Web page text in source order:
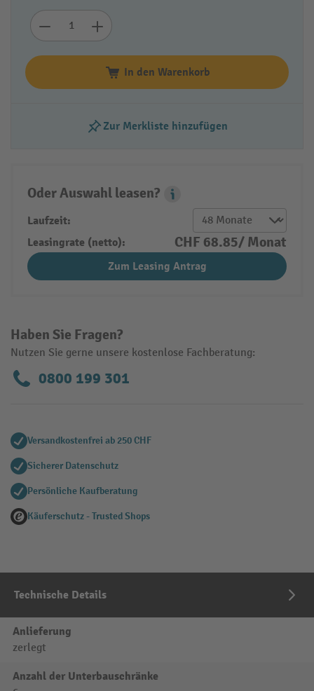
In den Warenkorb
Zur Merkliste hinzufügen
Haben Sie Fragen?
Nutzen Sie gerne unsere kostenlose Fachberatung:
0800 199 301
Oder Auswahl leasen?
Leasing Popover
Laufzeit:
Leasingrate (netto):
CHF 68.85/ Monat
Zum Leasing Antrag
Versandkostenfrei ab 250 CHF
Sicherer Datenschutz
Persönliche Kaufberatung
Käuferschutz - Trusted Shops
Technische Details
Anlieferung
zerlegt
Anzahl der Unterbauschränke